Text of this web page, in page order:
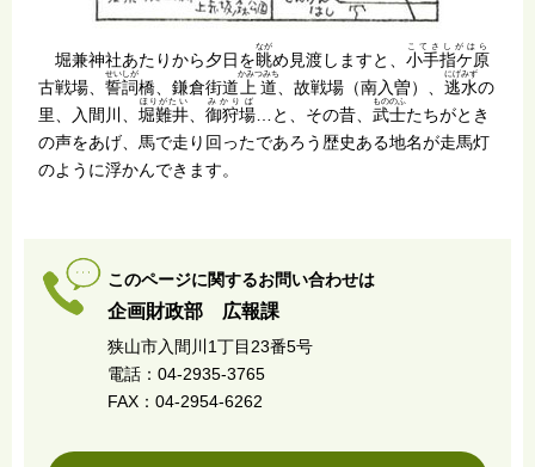
堀兼神社あたりから夕日を眺
なが
め見渡しますと、 小手指ケ原
こてさしがはら
古戦場、 誓詞
せいしが
橋、鎌倉街道 上道
かみつみち
、故戦場（南入曽）、 逃水
にげみず
の
里、入間川、 堀難井
ほりがたい
、 御狩場
みかりば
…と、その昔、 武士
もののふ
たちがとき
の声をあげ、馬で走り回ったであろう歴史ある地名が走馬灯
のように浮かんできます。
このページに関するお問い合わせは
企画財政部 広報課
狭山市入間川1丁目23番5号
電話：04-2935-3765
FAX：04-2954-6262